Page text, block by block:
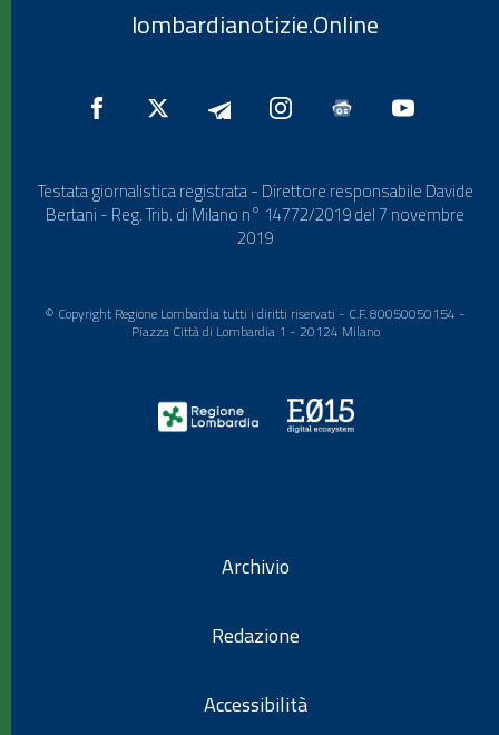
lombardianotizie.Online
Testata giornalistica registrata - Direttore responsabile Davide
Bertani - Reg. Trib. di Milano n° 14772/2019 del 7 novembre
2019
© Copyright Regione Lombardia tutti i diritti riservati - C.F. 80050050154 -
Piazza Città di Lombardia 1 - 20124 Milano
Archivio
Redazione
Accessibilità